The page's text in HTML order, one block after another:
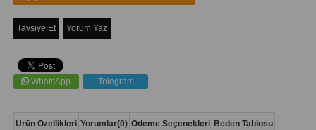
Tavsiye Et Yorum Yaz
WhatsApp Telegram
Ürün Özellikleri Yorumlar(0) Ödeme Seçenekleri Beden Tablosu